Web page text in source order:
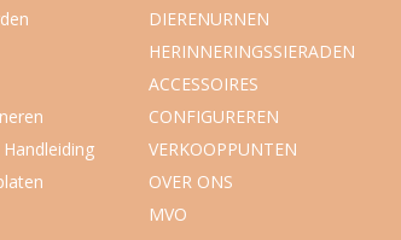
DIERENURNEN
HERINNERINGSSIERADEN
ACCESSOIRES
CONFIGUREREN
VERKOOPPUNTEN
OVER ONS
MVO